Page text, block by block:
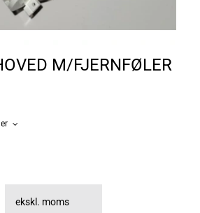
M/FJERNFØLER
ekskl. moms